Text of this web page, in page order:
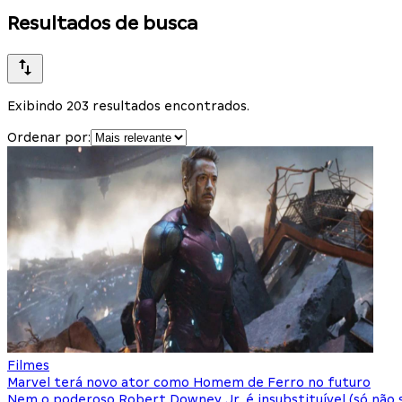
Resultados de busca
Exibindo 203 resultados encontrados.
Ordenar por:
Filmes
Marvel terá novo ator como Homem de Ferro no futuro